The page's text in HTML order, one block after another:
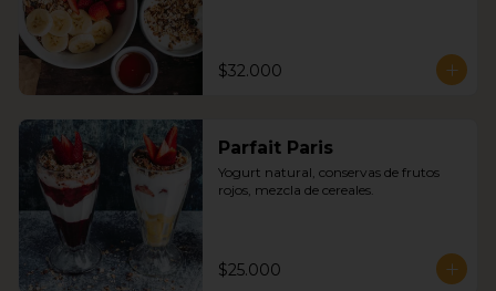
$32.000
Parfait Paris
Yogurt natural, conservas de frutos
rojos, mezcla de cereales.
$25.000